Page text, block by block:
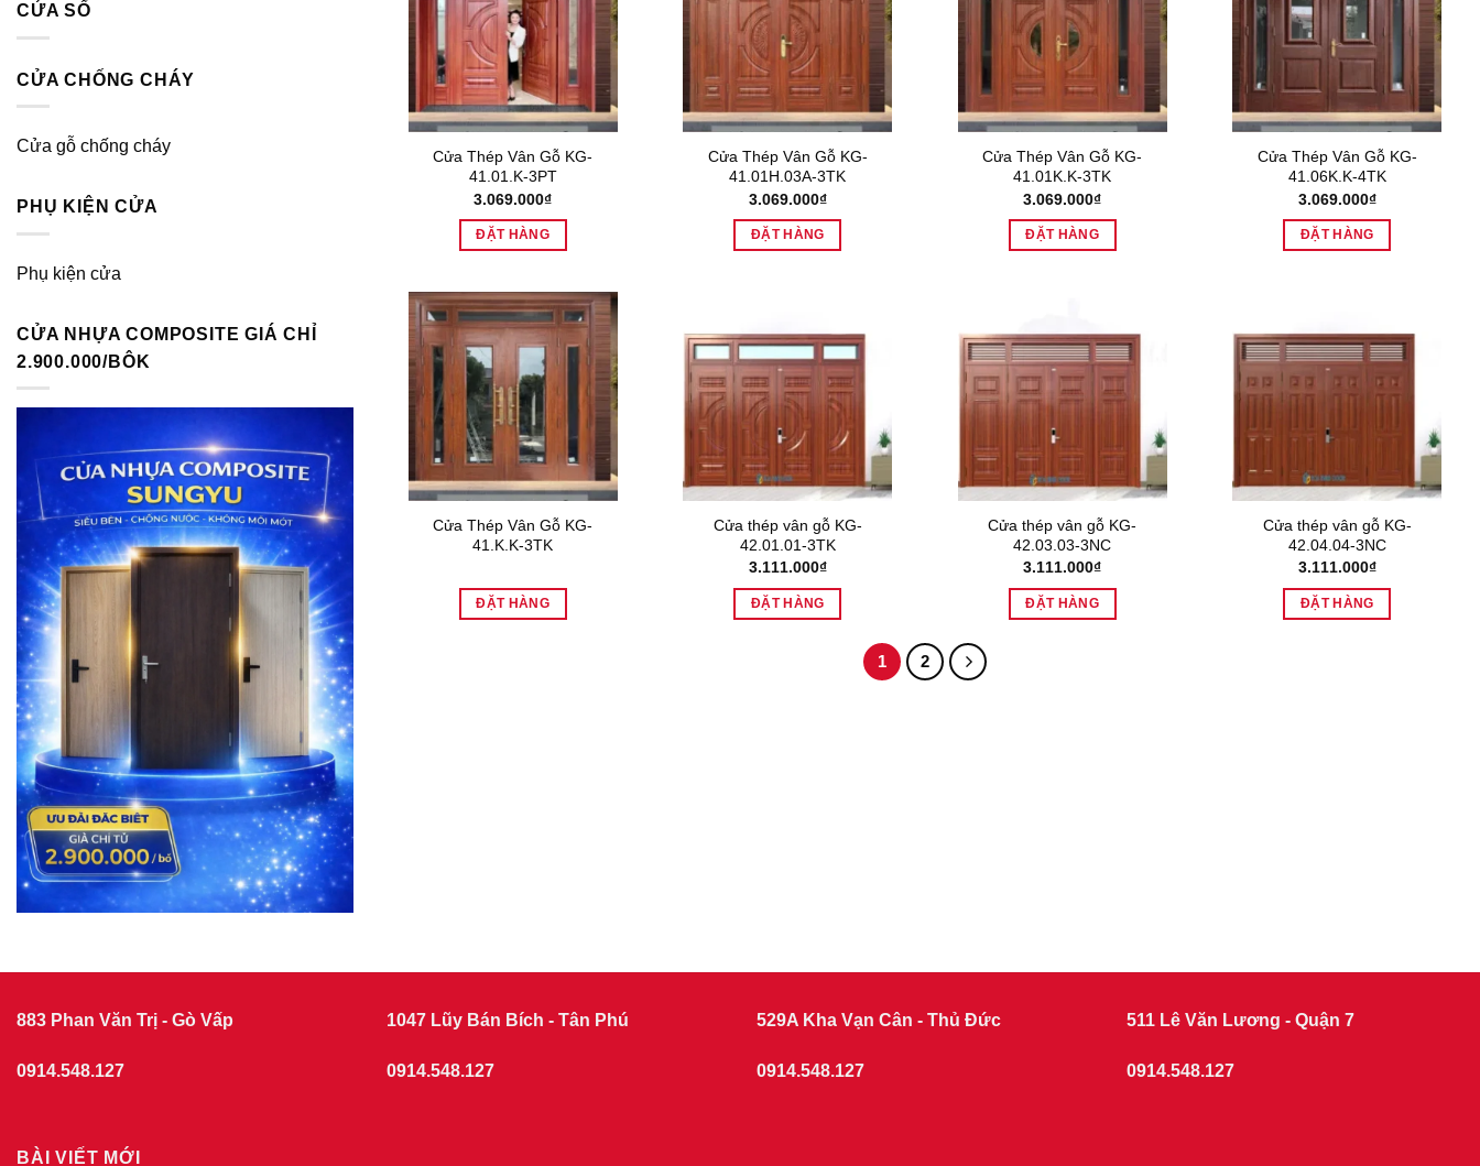
CỬA SỔ
CỬA CHỐNG CHÁY
Cửa gỗ chống cháy
PHỤ KIỆN CỬA
Phụ kiện cửa
CỬA NHỰA COMPOSITE GIÁ CHỈ
2.900.000/BÔK
Cửa Thép Vân Gỗ KG-
41.01.K-3PT
3.069.000₫
ĐẶT HÀNG
Cửa Thép Vân Gỗ KG-
41.01H.03A-3TK
3.069.000₫
ĐẶT HÀNG
Cửa Thép Vân Gỗ KG-
41.01K.K-3TK
3.069.000₫
ĐẶT HÀNG
Cửa Thép Vân Gỗ KG-
41.06K.K-4TK
3.069.000₫
ĐẶT HÀNG
Cửa Thép Vân Gỗ KG-
41.K.K-3TK
ĐẶT HÀNG
Cửa thép vân gỗ KG-
42.01.01-3TK
3.111.000₫
ĐẶT HÀNG
Cửa thép vân gỗ KG-
42.03.03-3NC
3.111.000₫
ĐẶT HÀNG
Cửa thép vân gỗ KG-
42.04.04-3NC
3.111.000₫
ĐẶT HÀNG
1 2
883 Phan Văn Trị - Gò Vấp
0914.548.127
1047 Lũy Bán Bích - Tân Phú
0914.548.127
529A Kha Vạn Cân - Thủ Đức
0914.548.127
511 Lê Văn Lương - Quận 7
0914.548.127
BÀI VIẾT MỚI